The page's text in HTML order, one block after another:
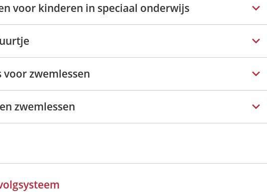
voor kinderen in speciaal onderwijs
voor zwemlessen
zwemlessen